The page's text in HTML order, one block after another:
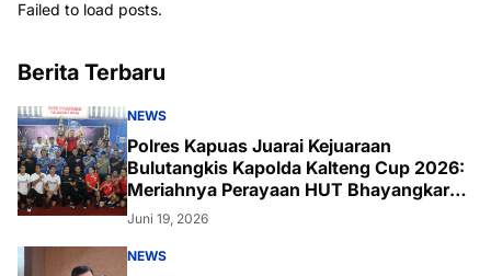
ke-80 di Palangka Raya
Juni 19, 2026
Mendorong Akuntabilitas dan
Transparansi: Polda Kalteng
Komprehensif Bersama Itwasum Polri
Juni 18, 2026
NEWS
Peran Vital Guru PAUD Barito Utara:
Ciptakan Generasi Unggul Melalui